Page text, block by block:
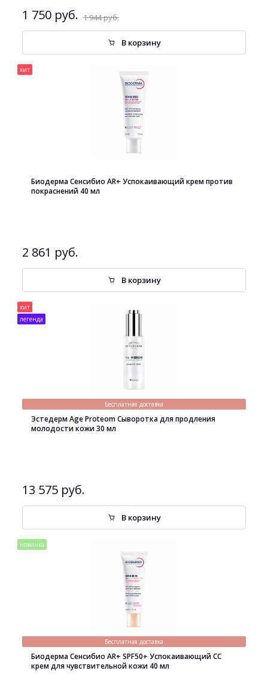
1 750 руб. 1 944 руб.
В корзину
хит
Биодерма Сенсибио AR+ Успокаивающий крем против
покраснений 40 мл
2 861 руб.
В корзину
хит
легенда
Бесплатная доставка
Эстедерм Age Proteom Сыворотка для продления
молодости кожи 30 мл
13 575 руб.
В корзину
новинка
Бесплатная доставка
Биодерма Сенсибио AR+ SPF50+ Успокаивающий СС
крем для чувствительной кожи 40 мл